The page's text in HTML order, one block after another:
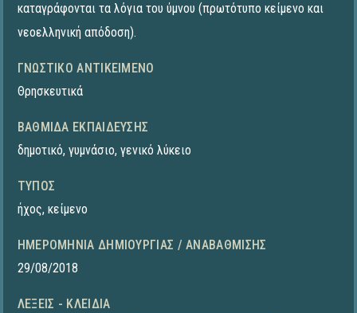
καταγράφονται τα λόγια του ύμνου (πρωτότυπο κείμενο και
νεοελληνική απόδοση).
ΓΝΩΣΤΙΚΌ ΑΝΤΙΚΕΊΜΕΝΟ
Θρησκευτικά
ΒΑΘΜΊΔΑ ΕΚΠΑΊΔΕΥΣΗΣ
δημοτικό, γυμνάσιο, γενικό λύκειο
ΤΎΠΟΣ
ήχος, κείμενο
ΗΜΕΡΟΜΗΝΊΑ ΔΗΜΙΟΥΡΓΊΑΣ / ΑΝΑΒΆΘΜΙΣΗΣ
29/08/2018
ΛΈΞΕΙΣ - ΚΛΕΙΔΙΆ